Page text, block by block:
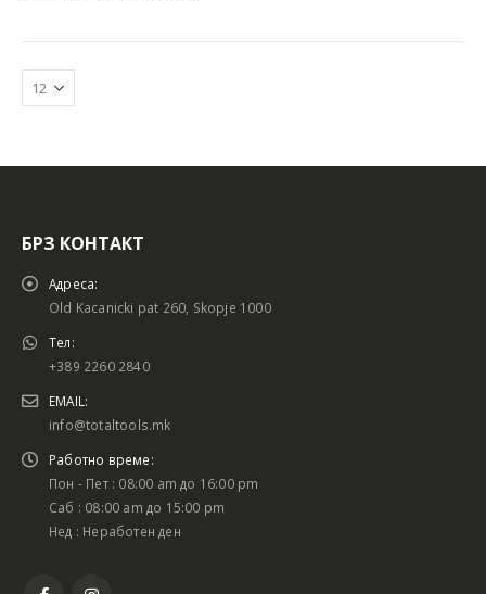
Батериски сет
Батериски сет Ротирачки Чекан и Бормашина 20V
БРЗ КОНТАКТ
Адреса:
Old Kacanicki pat 260, Skopje 1000
Тел:
+389 2260 2840
EMAIL:
info@totaltools.mk
Работно време:
Пон - Пет : 08:00 am до 16:00 pm
Саб : 08:00 am до 15:00 pm
Нед : Неработен ден